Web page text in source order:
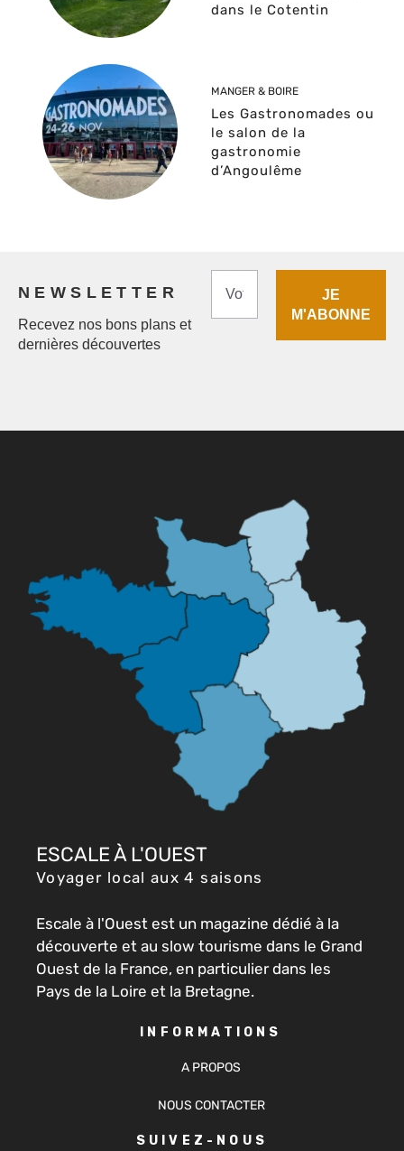
dans le Cotentin
MANGER & BOIRE
Les Gastronomades ou
le salon de la
gastronomie
d’Angoulême
NEWSLETTER
Recevez nos bons plans et
dernières découvertes
ESCALE À L'OUEST
Voyager local aux 4 saisons
Escale à l'Ouest est un magazine dédié à la
découverte et au slow tourisme dans le Grand
Ouest de la France, en particulier dans les
Pays de la Loire et la Bretagne.
INFORMATIONS
A PROPOS
NOUS CONTACTER
SUIVEZ-NOUS